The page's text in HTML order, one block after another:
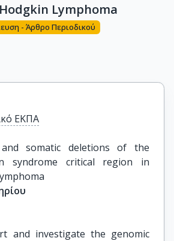
Lymphoma
- Άρθρο Περιοδικού
ΕΚΠΑ
somatic deletions of the
syndrome critical region in
and investigate the genomic